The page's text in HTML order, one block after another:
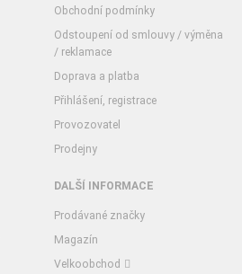
Obchodní podmínky
Odstoupení od smlouvy / výměna
/ reklamace
Doprava a platba
Přihlášení, registrace
Provozovatel
Prodejny
DALŠÍ INFORMACE
Prodávané značky
Magazín
Velkoobchod